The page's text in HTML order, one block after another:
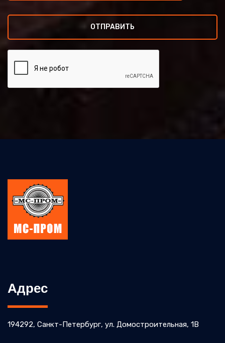
ОТПРАВИТЬ
Адрес
194292, Санкт-Петербург, ул. Домостроительная, 1В